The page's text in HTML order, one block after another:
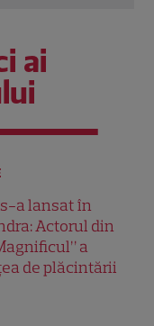
ai
a lansat în
Actorul din
a
de plăcintării